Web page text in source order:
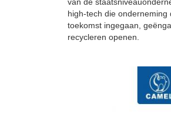
high-tech die
toekomst ingegaan,
recycleren openen.